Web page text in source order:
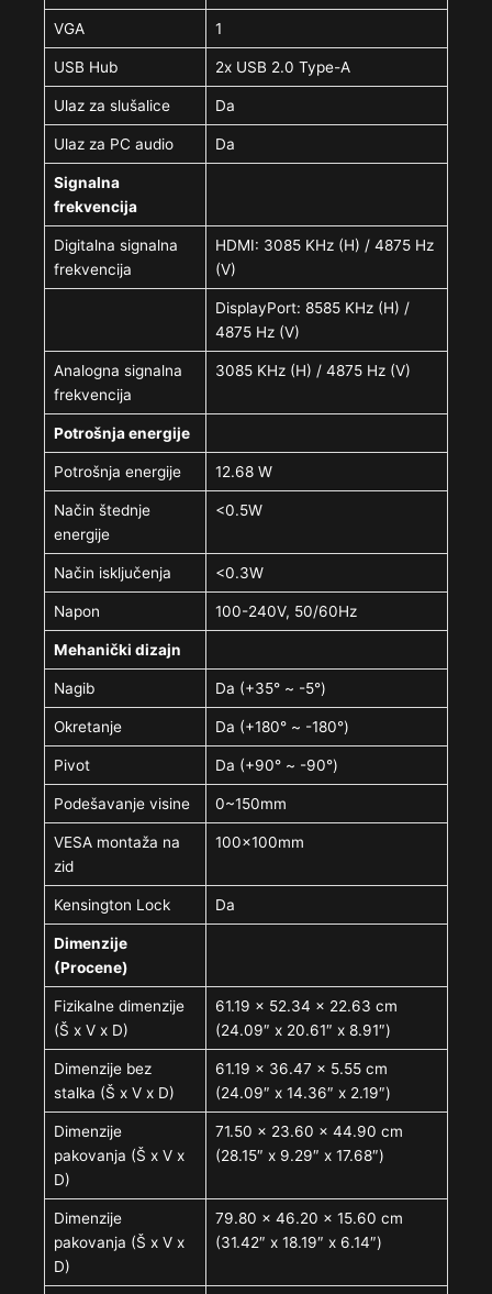
VGA 1
USB Hub 2x USB 2.0 Type-A
Ulaz za slušalice Da
Ulaz za PC audio Da
Signalna
frekvencija
Digitalna signalna
frekvencija
HDMI: 3085 KHz (H) / 4875 Hz
(V)
DisplayPort: 8585 KHz (H) /
4875 Hz (V)
Analogna signalna
frekvencija
3085 KHz (H) / 4875 Hz (V)
Potrošnja energije
Potrošnja energije 12.68 W
Način štednje
energije
<0.5W
Način isključenja <0.3W
Napon 100-240V, 50/60Hz
Mehanički dizajn
Nagib Da (+35° ~ -5°)
Okretanje Da (+180° ~ -180°)
Pivot Da (+90° ~ -90°)
Podešavanje visine 0~150mm
VESA montaža na
zid
100x100mm
Kensington Lock Da
Dimenzije
(Procene)
Fizikalne dimenzije
(Š x V x D)
61.19 x 52.34 x 22.63 cm
(24.09″ x 20.61″ x 8.91″)
Dimenzije bez
stalka (Š x V x D)
61.19 x 36.47 x 5.55 cm
(24.09″ x 14.36″ x 2.19″)
Dimenzije
pakovanja (Š x V x
D)
71.50 x 23.60 x 44.90 cm
(28.15″ x 9.29″ x 17.68″)
Dimenzije
pakovanja (Š x V x
D)
79.80 x 46.20 x 15.60 cm
(31.42″ x 18.19″ x 6.14″)